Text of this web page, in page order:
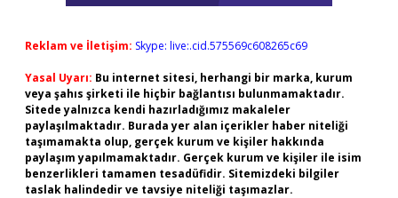
Reklam ve İletişim: Skype: live:.cid.575569c608265c69
Yasal Uyarı: Bu internet sitesi, herhangi bir marka, kurum
veya şahıs şirketi ile hiçbir bağlantısı bulunmamaktadır.
Sitede yalnızca kendi hazırladığımız makaleler
paylaşılmaktadır. Burada yer alan içerikler haber niteliği
taşımamakta olup, gerçek kurum ve kişiler hakkında
paylaşım yapılmamaktadır. Gerçek kurum ve kişiler ile isim
benzerlikleri tamamen tesadüfidir. Sitemizdeki bilgiler
taslak halindedir ve tavsiye niteliği taşımazlar.